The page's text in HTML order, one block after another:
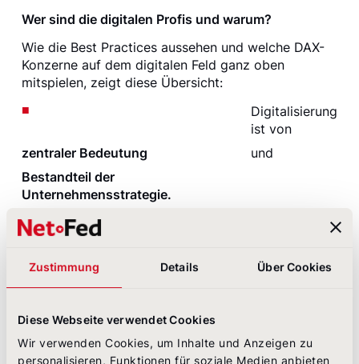
Zustimmung Details Über Cookies
Diese Webseite verwendet Cookies
Wir verwenden Cookies, um Inhalte und Anzeigen zu
personalisieren, Funktionen für soziale Medien anbieten
Wer sind die digitalen Profis und warum?
Wie die Best Practices aussehen und welche DAX-
Konzerne auf dem digitalen Feld ganz oben
mitspielen, zeigt diese Übersicht:
Digitalisierung
ist von
zentraler Bedeutung
und
Bestandteil der
Unternehmensstrategie.
Thema
im Geschäftsbericht sehr stark
kommuniziert.
Die Investor-Relations-
Abteilungen
kommunizieren
mit ihrer Zielgruppe